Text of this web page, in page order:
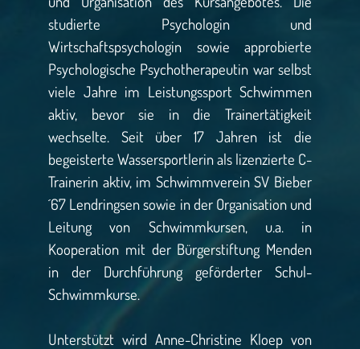
studierte Psychologin und
Wirtschaftspsychologin sowie approbierte
Psychologische Psychotherapeutin war selbst
viele Jahre im Leistungssport Schwimmen
aktiv, bevor sie in die Trainertätigkeit
wechselte. Seit über 17 Jahren ist die
begeisterte Wassersportlerin als lizenzierte C-
Trainerin aktiv, im Schwimmverein SV Bieber
´67 Lendringsen sowie in der Organisation und
Leitung von Schwimmkursen, u.a. in
Kooperation mit der Bürgerstiftung Menden
in der Durchführung geförderter Schul-
Schwimmkurse.
Unterstützt wird Anne-Christine Kloep von